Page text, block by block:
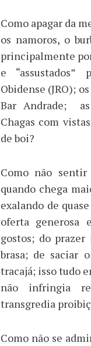
Como apagar da
os namoros, o
principalmente
e “assustados”
Obidense (JRO);
Bar Andrade;
Chagas com
de boi?
Como não
quando chega
exalando de
oferta generosa
gostos; do prazer
brasa; de saciar
tracajá; isso tudo
não infringia
transgredia
Como não se